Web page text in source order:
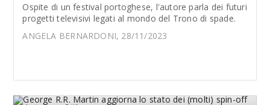
Ospite di un festival portoghese, l'autore parla dei futuri
progetti televisivi legati al mondo del Trono di spade.
ANGELA BERNARDONI, 28/11/2023